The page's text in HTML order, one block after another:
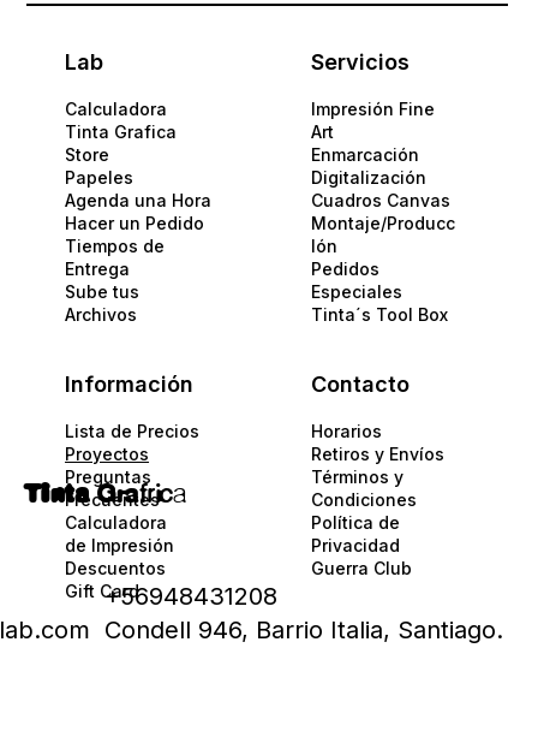
Lab
Calculadora
Tinta Grafica
Store
Papeles​
Agenda una Hora
Hacer un Pedido
Tiempos de
Entrega
Sube tus
Archivos
Servicios
Impresión Fine
Art
Enmarcación
Digitalización
Cuadros Canvas
Montaje/Producc
Ión
Pedidos
Especiales
Tinta´s Tool Box
Información
Lista de Precios
Proyectos
Preguntas
Frecuentes
Calculadora
de Impresión
Descuentos
Gift Card
Contacto
Horarios
Retiros y Envíos
Términos y
Condiciones
Política de
Privacidad​​
Guerra Club
Tinta Grafrica
+56948431208
Condell 946, Barrio Italia, Santiago.